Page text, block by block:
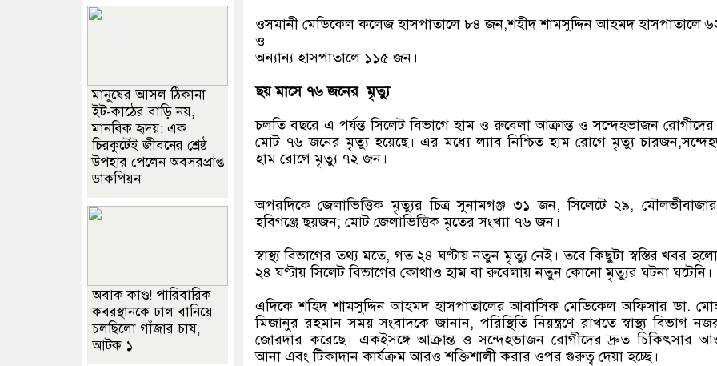
ওসমানী মেডিকেল কলেজ হাসপাতালে ৮৪ জন,শহীদ শামসুদ্দিন আহমদ হাসপাতালে
ও
অন্যান্য হাসপাতালে ১১৫ জন।
ছয় মাসে ৭৬ জনের মৃত্যু
চলতি বছরে এ পর্যন্ত সিলেট বিভাগে হাম ও রুবেলা আক্রান্ত ও সন্দেহভাজন রোগীদের
মোট ৭৬ জনের মৃত্যু হয়েছে। এর মধ্যে ল্যাব নিশ্চিত হাম রোগে মৃত্যু
হাম রোগে মৃত্যু ৭২ জন।
অপরদিকে জেলাভিত্তিক মৃত্যুর চিত্র সুনামগঞ্জ ৩১ জন, সিলেটে ২৯,
হবিগঞ্জে ছয়জন; মোট জেলাভিত্তিক মৃতের সংখ্যা ৭৬ জন।
স্বাস্থ্য বিভাগের তথ্য মতে, গত ২৪ ঘণ্টায় নতুন মৃত্যু নেই। তবে কিছুটা স্বস্তির খবর
২৪ ঘণ্টায় সিলেট বিভাগের কোথাও হাম বা রুবেলায় নতুন কোনো মৃত্যুর ঘটনা ঘটেনি।
এদিকে শহিদ শামসুদ্দিন আহমদ হাসপাতালের আবাসিক মেডিকেল অফিসার ডা.
মিজানুর রহমান সময় সংবাদকে জানান, পরিস্থিতি নিয়ন্ত্রণে রাখতে স্বাস্থ্য বিভাগ
জোরদার করেছে। একইসঙ্গে আক্রান্ত ও সন্দেহভাজন রোগীদের দ্রুত চিকিৎসার
আনা এবং টিকাদান কার্যক্রম আরও শক্তিশালী করার ওপর গুরুত্ব দেয়া হচ্ছে।
মানুষের আসল ঠিকানা
ইট-কাঠের বাড়ি নয়,
মানবিক হৃদয়: এক
চিরকুটেই জীবনের শ্রেষ্ঠ
উপহার পেলেন অবসরপ্রাপ্ত
ডাকপিয়ন
অবাক কাণ্ড! পারিবারিক
কবরস্থানকে ঢাল বানিয়ে
চলছিলো গাঁজার চাষ,
আটক ১